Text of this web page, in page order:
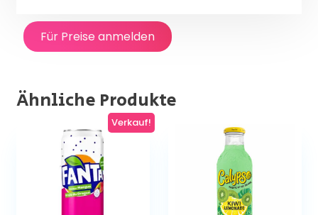
Für Preise anmelden
Ähnliche Produkte
Verkauf!